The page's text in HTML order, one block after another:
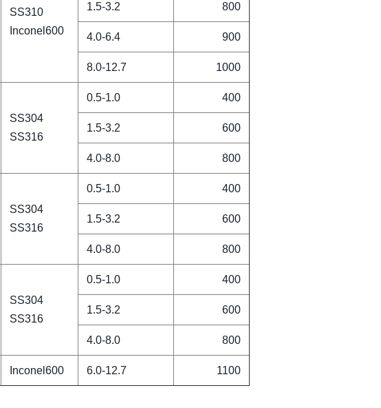
SS310
Inconel600
1.5-3.2 800
4.0-6.4 900
8.0-12.7 1000
SS304
SS316
0.5-1.0 400
1.5-3.2 600
4.0-8.0 800
SS304
SS316
0.5-1.0 400
1.5-3.2 600
4.0-8.0 800
SS304
SS316
0.5-1.0 400
1.5-3.2 600
4.0-8.0 800
Inconel600 6.0-12.7 1100